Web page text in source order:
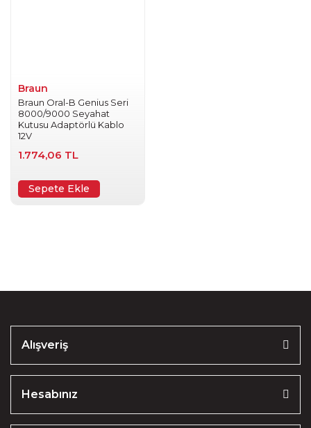
Braun
Braun Oral-B Genius Seri
8000/9000 Seyahat
Kutusu Adaptörlü Kablo
12V
1.774,06 TL
Sepete Ekle
Alışveriş
Hesabınız